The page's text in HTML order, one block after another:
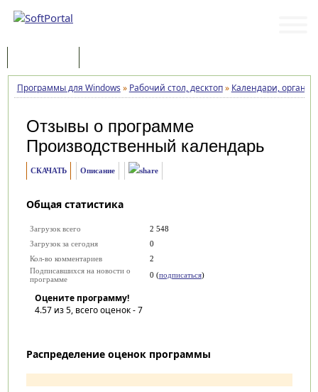
Программы для Windows » Рабочий стол, десктоп» Календари,
Отзывы о программе
Производственный календарь
СКАЧАТЬ Описание
Общая статистика
Загрузок всего
2 548
Загрузок за сегодня
0
Кол-во комментариев
2
Подписавшихся на новости о
программе
0 (подписаться)
Оцените программу!
4.57из 5, всего оценок -7
Распределение оценок программы